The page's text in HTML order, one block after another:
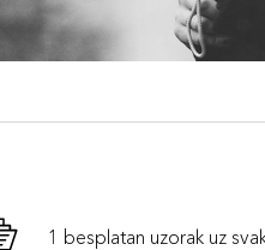
1 besplatan uzorak uz